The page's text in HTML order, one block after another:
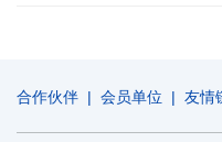
合作伙伴 | 会员单位 | 友情